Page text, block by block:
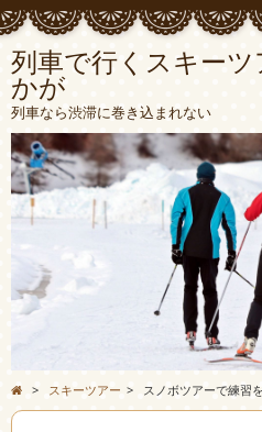
列車で行くスキーツ
かが
列車なら渋滞に巻き込まれない
> スキーツアー > スノボツアーで練習